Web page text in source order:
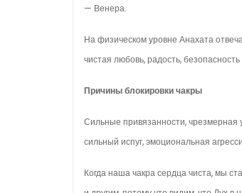
— Венера.
На физическом уровне Анахата
чистая любовь, радость,
Причины блокировки чакры
Сильные привязанности, чрезмерная
сильный испуг, эмоциональная
Когда наша чакра сердца чиста, мы